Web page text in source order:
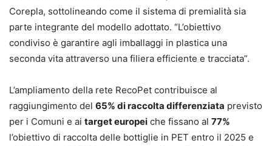
Corepla, sottolineando come il sistema di premialità sia
parte integrante del modello adottato. “L’obiettivo
condiviso è garantire agli imballaggi in plastica una
seconda vita attraverso una filiera efficiente e tracciata”.
L’ampliamento della rete RecoPet contribuisce al
raggiungimento del 65% di raccolta differenziata previsto
per i Comuni e ai target europei che fissano al 77%
l’obiettivo di raccolta delle bottiglie in PET entro il 2025 e